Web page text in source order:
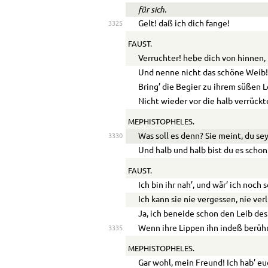
für sich.
3325 Gelt! daß ich dich fange!
FAUST.
Verruchter! hebe dich von hinnen,
Und nenne nicht das schöne Weib!
Bring’ die Begier zu ihrem süßen
Nicht wieder vor die halb
MEPHISTOPHELES.
3330
Was soll es denn? Sie meint, du
Und halb und halb bist du es
FAUST.
Ich bin ihr nah’, und wär’ ich noch
Ich kann sie nie vergessen, nie
Ja, ich beneide schon den Leib
3335 Wenn ihre Lippen ihn indeß
MEPHISTOPHELES.
Gar wohl, mein Freund! Ich hab’